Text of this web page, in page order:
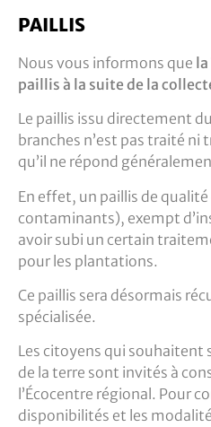
PAILLIS
Nous vous informons que
paillis à la suite de la
Le paillis issu directement
branches n’est pas traité ni
qu’il ne répond
En effet, un paillis de
contaminants), exempt
avoir subi un certain
pour les plantations.
Ce paillis sera désormais
spécialisée.
Les citoyens qui souhaitent
de la terre sont invités à
l’Écocentre régional. Pour
disponibilités et les